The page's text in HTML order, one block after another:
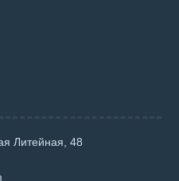
Литейная, 48